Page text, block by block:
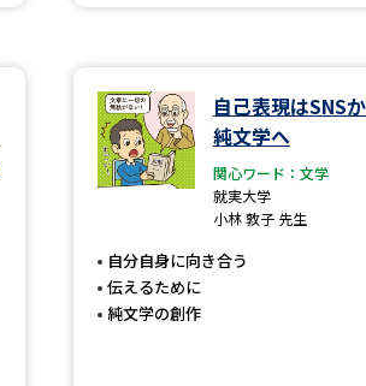
自己表現はSNS
純文学へ
関心ワード：文学
就実大学
小林 敦子 先生
自分自身に向き合う
伝えるために
純文学の創作